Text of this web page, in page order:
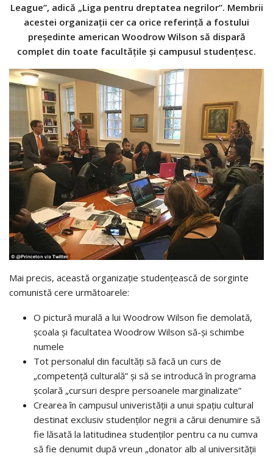
League”, adică „Liga pentru dreptatea negrilor”. Membrii
acestei organizații cer ca orice referință a fostului
președinte american Woodrow Wilson să dispară
complet din toate facultățile și campusul studențesc.
Mai precis, această organizație studențească de sorginte
comunistă cere următoarele:
O pictură murală a lui Woodrow Wilson fie demolată,
școala și facultatea Woodrow Wilson să-și schimbe
numele
Tot personalul din facultăți să facă un curs de
„competență culturală” și să se introducă în programa
școlară „cursuri despre persoanele marginalizate”
Crearea în campusul univeristății a unui spațiu cultural
destinat exclusiv studenților negrii a cărui denumire să
fie lăsată la latitudinea studenților pentru ca nu cumva
să fie denumit după vreun „donator alb al universității